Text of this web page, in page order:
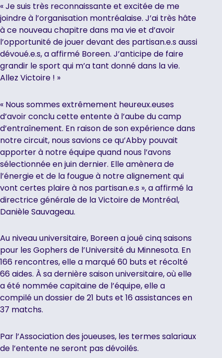
« Je suis très reconnaissante et excitée de me
joindre à l’organisation montréalaise. J’ai très hâte
à ce nouveau chapitre dans ma vie et d’avoir
l’opportunité de jouer devant des partisan.e.s aussi
dévoué.e.s, a affirmé Boreen. J’anticipe de faire
grandir le sport qui m’a tant donné dans la vie.
Allez Victoire ! »
« Nous sommes extrêmement heureux.euses
d’avoir conclu cette entente à l’aube du camp
d’entraînement. En raison de son expérience dans
notre circuit, nous savions ce qu’Abby pouvait
apporter à notre équipe quand nous l’avons
sélectionnée en juin dernier. Elle amènera de
l’énergie et de la fougue à notre alignement qui
vont certes plaire à nos partisan.e.s », a affirmé la
directrice générale de la Victoire de Montréal,
Danièle Sauvageau.
Au niveau universitaire, Boreen a joué cinq saisons
pour les Gophers de l’Université du Minnesota. En
166 rencontres, elle a marqué 60 buts et récolté
66 aides. À sa dernière saison universitaire, où elle
a été nommée capitaine de l’équipe, elle a
compilé un dossier de 21 buts et 16 assistances en
37 matchs.
Par l’Association des joueuses, les termes salariaux
de l’entente ne seront pas dévoilés.